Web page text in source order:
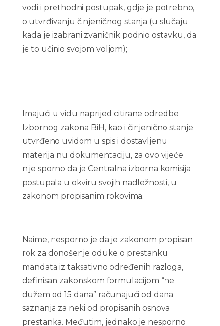
vodi i prethodni postupak, gdje je potrebno,
o utvrđivanju činjeničnog stanja (u slučaju
kada je izabrani zvaničnik podnio ostavku, da
je to učinio svojom voljom);
Imajući u vidu naprijed citirane odredbe
Izbornog zakona BiH, kao i činjenično stanje
utvrđeno uvidom u spis i dostavljenu
materijalnu dokumentaciju, za ovo vijeće
nije sporno da je Centralna izborna komisija
postupala u okviru svojih nadležnosti, u
zakonom propisanim rokovima.
Naime, nesporno je da je zakonom propisan
rok za donošenje oduke o prestanku
mandata iz taksativno određenih razloga,
definisan zakonskom formulacijom “ne
dužem od 15 dana” računajući od dana
saznanja za neki od propisanih osnova
prestanka. Međutim, jednako je nesporno